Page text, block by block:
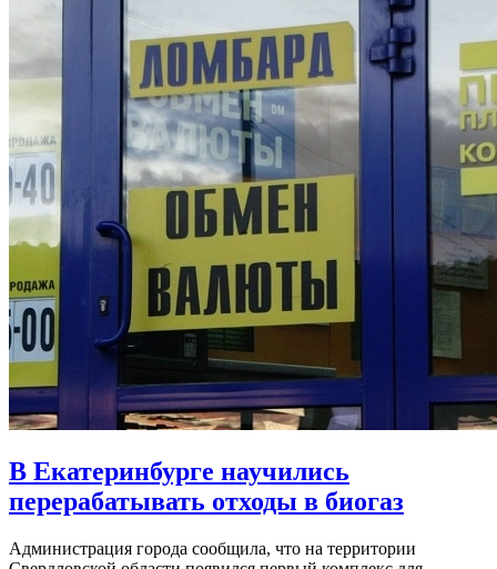
В Екатеринбурге научились
перерабатывать отходы в биогаз
Администрация города сообщила, что на территории